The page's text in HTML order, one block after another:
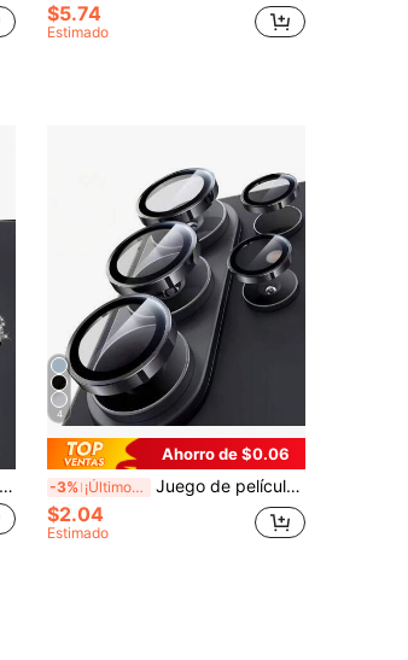
$5.74
Estimado
4
Ahorro de $0.06
-3% ¡Últimos 3 días Juego de película protectora de lente de cámara de vidrio templado de aleación compatible con Samsung Galaxy S26 Ultra/S25/S24/S23/S22 Ultra Plus FE /A05S/A06/A14/A15/A16/A24/A25/A34/A35/A37/A54/A55/A57, con diseño de anillo de metal independiente, resistente a los arañazos, ultra claro HD y vidrio templado con adhesivo fuerte, regalo de primavera
$2.04
Estimado